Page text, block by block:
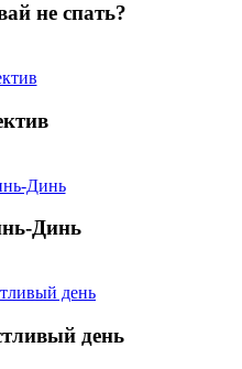
не спать?
Динь
день